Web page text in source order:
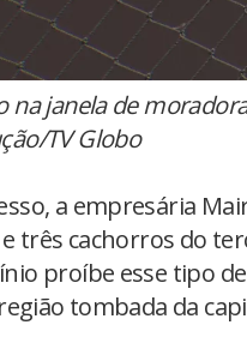
na janela de
TV Globo
a empresária
três cachorros do
proíbe esse tipo
tombada da